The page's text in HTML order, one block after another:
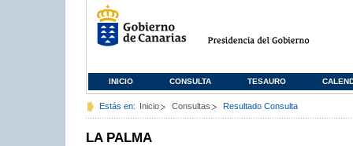
INICIO CONSULTA TESAURO
Estás en: Inicio Consultas Resultado Consulta
LA PALMA